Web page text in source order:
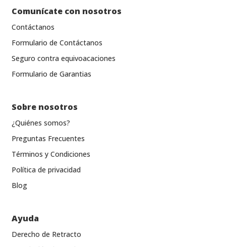
Comunícate con nosotros
Contáctanos
Formulario de Contáctanos
Seguro contra equivoacaciones
Formulario de Garantias
Sobre nosotros
¿Quiénes somos?
Preguntas Frecuentes
Términos y Condiciones
Política de privacidad
Blog
Ayuda
Derecho de Retracto